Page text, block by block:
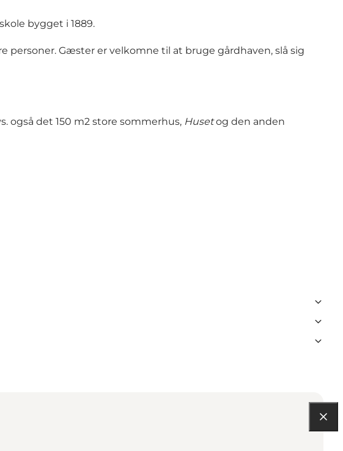
bygget i 1889.
personer. Gæster er velkomne til at bruge gårdhaven, slå sig
også det 150 m2 store sommerhus, Husetog den anden